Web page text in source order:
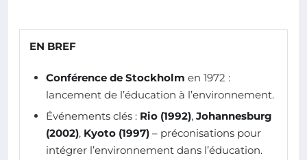
EN BREF
Conférence de Stockholm en 1972 :
lancement de l’éducation à l’environnement.
Événements clés : Rio (1992), Johannesburg
(2002), Kyoto (1997) – préconisations pour
intégrer l’environnement dans l’éducation.